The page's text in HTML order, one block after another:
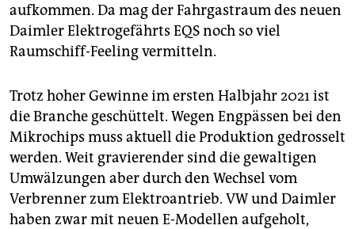
aufkommen. Da mag der Fahrgastraum des neuen
Daimler Elektrogefährts EQS noch so viel
Raumschiff-Feeling vermitteln.
Trotz hoher Gewinne im ersten Halbjahr 2021 ist
die Branche geschüttelt. Wegen Engpässen bei den
Mikrochips muss aktuell die Produktion gedrosselt
werden. Weit gravierender sind die gewaltigen
Umwälzungen aber durch den Wechsel vom
Verbrenner zum Elek­troantrieb. VW und Daimler
haben zwar mit neuen E-Modellen aufgeholt,